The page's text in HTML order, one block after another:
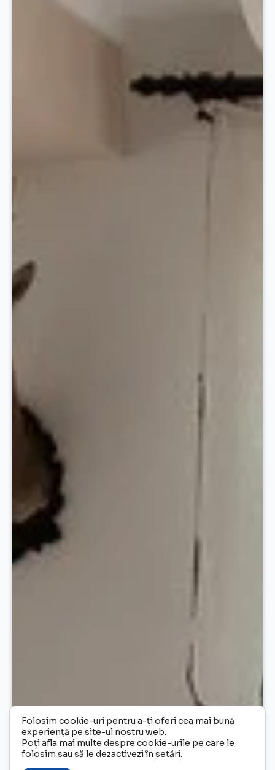
Folosim cookie-uri pentru a-ți oferi cea mai bună
experiență pe site-ul nostru web.
Poți afla mai multe despre cookie-urile pe care le
folosim sau să le dezactivezi în setări.